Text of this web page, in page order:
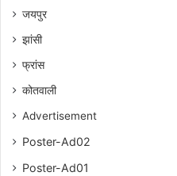
जयपुर
झांसी
फ्रांस
कोतवाली
Advertisement
Poster-Ad02
Poster-Ad01